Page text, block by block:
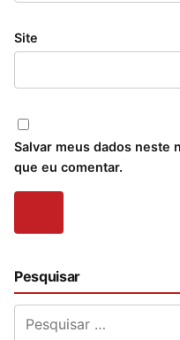
Site
Salvar meus dados neste
que eu comentar.
Pesquisar